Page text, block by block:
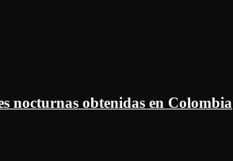
nocturnas obtenidas en Colombia